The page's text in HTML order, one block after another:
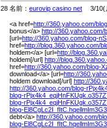
28 名前： eurovip casino net 3/10(
<a href=http://360.yahoo.com/
bonus</a> http://360.yahoo.com/
[url=http://360.yahoo.com/blog-
href=http://blog.360.yahoo.com/
holdem</a> [url=http://
holdem[/url] http://
href=http://360.yahoo.com/blog-
download</a> [url=http://
holdem download[/url] http://
http://360.yahoo.com/blog-
blog-
blog-
blog-
debt</a> http://360.yahoo.com/
blog-